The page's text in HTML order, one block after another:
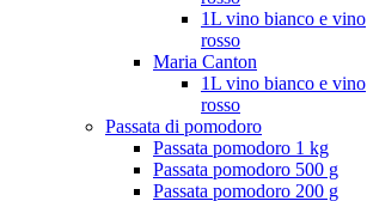
1L vino bianco e vino
rosso
Maria Canton
1L vino bianco e vino
rosso
Passata di pomodoro
Passata pomodoro 1 kg
Passata pomodoro 500 g
Passata pomodoro 200 g